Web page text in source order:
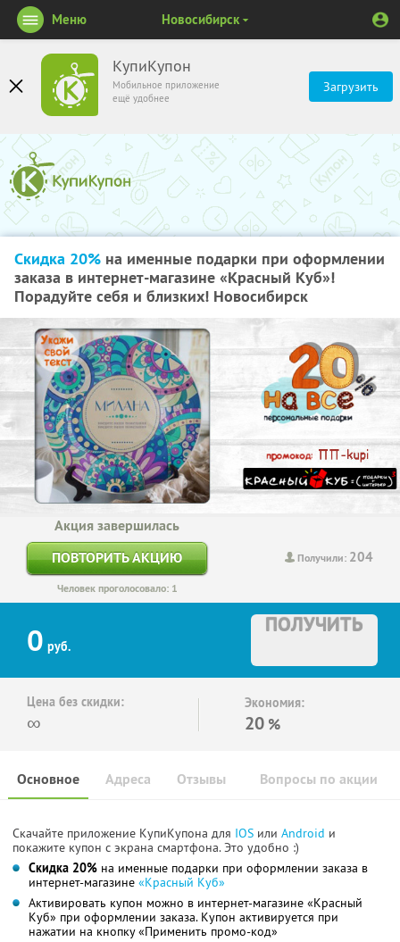
КупиКупон
Мобильное приложение
ещё удобнее
Загрузить
Меню Новосибирск
Скидка 20% на именные подарки при оформлении
заказа в интернет-магазине «Красный Куб»!
Порадуйте себя и близких! Новосибирск
Получили: 204
Акция завершилась
ПОВТОРИТЬ АКЦИЮ
Человек проголосовало: 1
0 руб.
ПОЛУЧИТЬ
Цена без скидки:
∞
Экономия:
20 %
Основное Отзывы Вопросы по акции
Адреса
Скачайте приложение КупиКупона для IOS или Android и
покажите купон с экрана смартфона. Это удобно :)
Скидка 20% на именные подарки при оформлении заказа в
интернет-магазине «Красный Куб»
Активировать купон можно в интернет-магазине «Красный
Куб» при оформлении заказа. Купон активируется при
нажатии на кнопку «Применить промо-код»